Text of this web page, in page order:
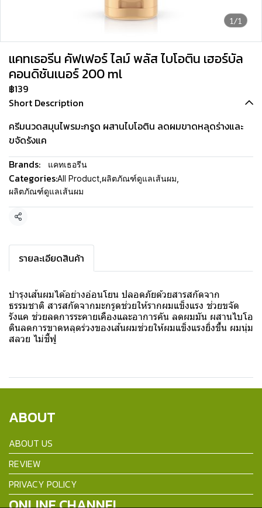
1/1
แคทเธอรีน คัฟเฟอร์ ไลม์ พลัส ไบโอติน เฮอร์บัล
คอนดิชันเนอร์ 200 ml
฿139
Short Description
ครีมนวดสมุนไพรมะกรูด ผสานไบโอติน ลดผมขาดหลุดร่างและ
ขจัดรังแค
Brands:
แคทเธอรีน
Categories:All Product ผลิตภัณฑ์ดูแลเส้นผม
ผลิตภัณฑ์ดูแลเส้นผม
Share
รายละเอียดสินค้า
บำรุงเส้นผมได้อย่างอ่อนโยน ปลอดภัยด้วยสารสกัดจาก
ธรรมชาติ สารสกัดจากมะกรูดช่วยให้รากผมแข็งแรง ช่วยขจัด
รังแค ช่วยลดการระคายเคืองและอาการคัน ลดผมมัน ผสานไบโอ
ตินลดการขาดหลุดร่วงของเส้นผมช่วยให้ผมแข็งแรงยิ่งขึ้น ผมนุ่ม
สลวย ไม่ชี้ฟู
ABOUT
ABOUT US
REVIEW
PRIVACY POLICY